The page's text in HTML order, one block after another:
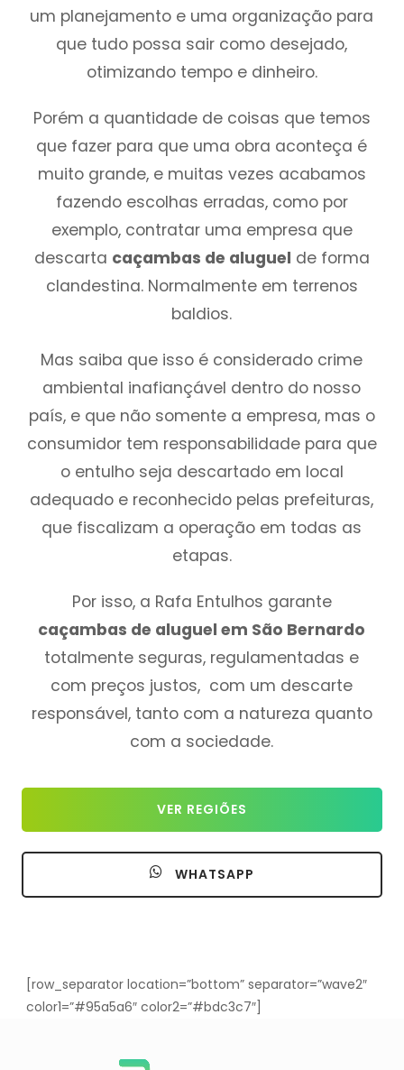
um planejamento e uma organização para
que tudo possa sair como desejado,
otimizando tempo e dinheiro.
Porém a quantidade de coisas que temos
que fazer para que uma obra aconteça é
muito grande, e muitas vezes acabamos
fazendo escolhas erradas, como por
exemplo, contratar uma empresa que
descarta caçambas de aluguel de forma
clandestina. Normalmente em terrenos
baldios.
Mas saiba que isso é considerado crime
ambiental inafiançável dentro do nosso
país, e que não somente a empresa, mas o
consumidor tem responsabilidade para que
o entulho seja descartado em local
adequado e reconhecido pelas prefeituras,
que fiscalizam a operação em todas as
etapas.
Por isso, a Rafa Entulhos garante
caçambas de aluguel em São Bernardo
totalmente seguras, regulamentadas e
com preços justos, com um descarte
responsável, tanto com a natureza quanto
com a sociedade.
VER REGIÕES
WHATSAPP
[row_separator location=”bottom” separator=”wave2″
color1=”#95a5a6″ color2=”#bdc3c7″]